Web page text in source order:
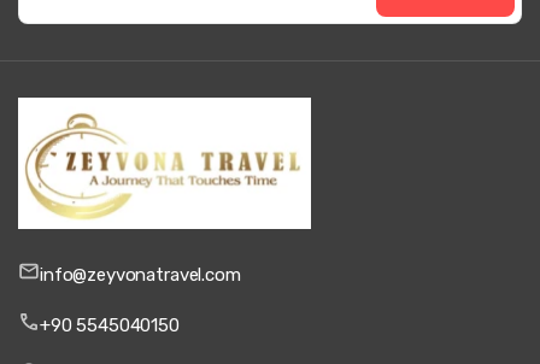
info@zeyvonatravel.com
+90 5545040150